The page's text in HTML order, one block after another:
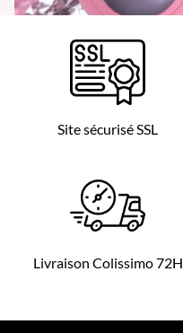
Site sécurisé SSL
Livraison Colissimo 72H